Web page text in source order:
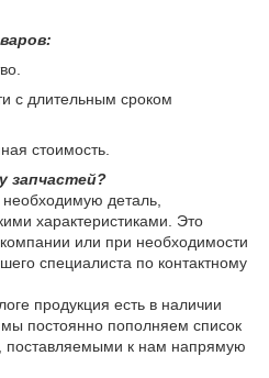
с длительным сроком
стоимость.
запчастей?
необходимую деталь,
характеристиками. Это
или при необходимости
специалиста по контактному
продукция есть в наличии
постоянно пополняем список
поставляемыми к нам напрямую